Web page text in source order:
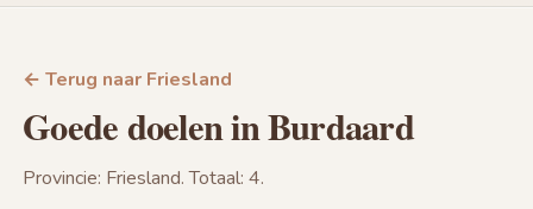
← Terug naar Friesland
Goede doelen in Burdaard
Provincie: Friesland. Totaal: 4.